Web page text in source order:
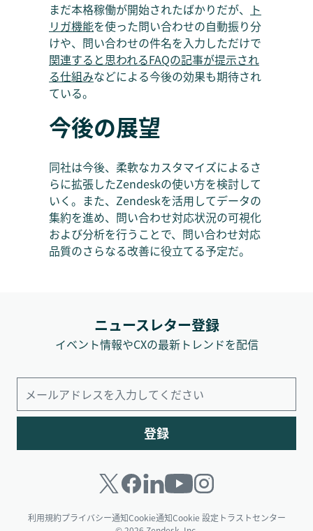
まだ本格稼働が開始されたばかりだが、
ト
リガ機能を使った問い合わせの自動振り分
けや、問い合わせの件名を入力しただけで
関連すると思われるFAQの記事が提示され
る仕組みなどによる今後の効果も期待され
ている。
今後の展望
同社は今後、柔軟なカスタマイズによるさ
らに拡張したZendeskの使い方を検討して
いく。また、Zendeskを活用してデータの
集約を進め、問い合わせ対応状況の可視化
および分析を行うことで、問い合わせ対応
品質のさらなる改善に役立てる予定だ。
ニュースレター登録
イベント情報やCXの最新トレンドを配信
登録
利用規約プライバシー通知Cookie通知Cookie 設定 トラストセンター